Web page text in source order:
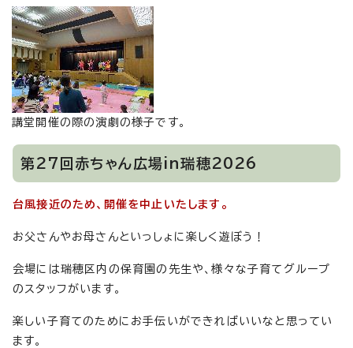
講堂開催の際の演劇の様子です。
第27回赤ちゃん広場in瑞穂2026
台風接近のため、開催を中止いたします。
お父さんやお母さんといっしょに楽しく遊ぼう！
会場には瑞穂区内の保育園の先生や、様々な子育てグループ
のスタッフがいます。
楽しい子育てのためにお手伝いができればいいなと思ってい
ます。